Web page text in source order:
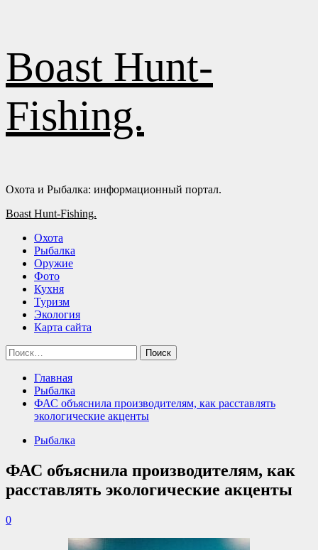
содержимому
Boast Hunt-
Fishing.
Охота и Рыбалка: информационный портал.
Основное
Boast Hunt-Fishing.
Охота
Рыбалка
Оружие
Фото
Кухня
Туризм
Экология
Карта сайта
Найти:
Главная
Рыбалка
ФАС объяснила производителям, как расставлять
экологические акценты
Рыбалка
ФАС объяснила производителям, как
расставлять экологические акценты
0